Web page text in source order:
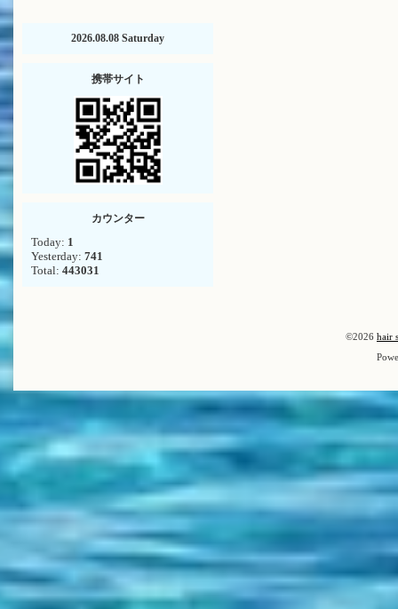
2026.08.08 Saturday
携帯サイト
カウンター
Today: 1
Yesterday: 741
Total: 443031
©2026 hair